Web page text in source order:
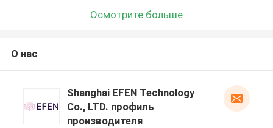
Осмотрите больше
О нас
Shanghai EFEN Technology
Co., LTD. профиль
производителя